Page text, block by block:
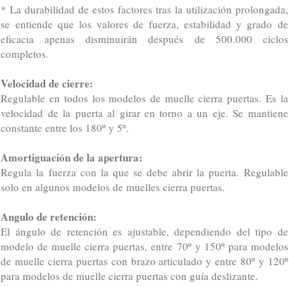
* La durabilidad de estos factores tras la utilización prolongada,
se entiende que los valores de fuerza, estabilidad y grado de
eficacia apenas disminuirán después de 500.000 ciclos
completos.
Velocidad de cierre:
Regulable en todos los modelos de muelle cierra puertas. Es la
velocidad de la puerta al girar en torno a un eje. Se mantiene
constante entre los 180º y 5º.
Amortiguación de la apertura:
Regula la fuerza con la que se debe abrir la puerta. Regulable
solo en algunos modelos de muelles cierra puertas.
Angulo de retención:
El ángulo de retención es ajustable, dependiendo del tipo de
modelo de muelle cierra puertas, entre 70º y 150º para modelos
de muelle cierra puertas con brazo articulado y entre 80º y 120º
para modelos de muelle cierra puertas con guía deslizante.